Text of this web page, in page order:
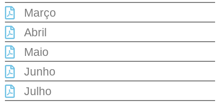
Março
Abril
Maio
Junho
Julho